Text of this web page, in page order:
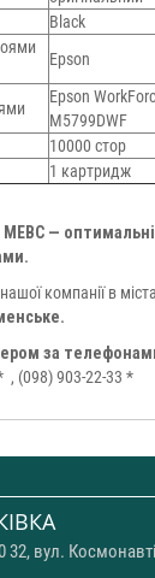
Black
Epson
Epson
M5799DWF
10000 стор
1 картридж
МЕВС —
компанії в
за
, (098) 903-22-33 *
32, вул.